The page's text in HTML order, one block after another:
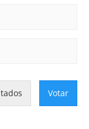
Votar